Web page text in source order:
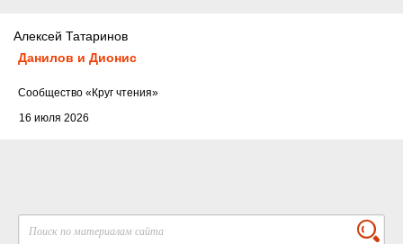
Алексей Татаринов
Данилов и Дионис
16 июля 2026
Cообщество «Круг чтения»